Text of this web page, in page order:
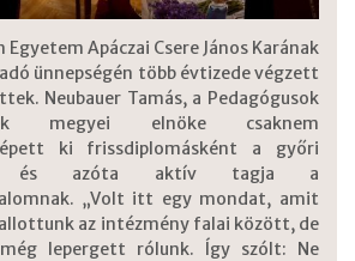
Egyetem Apáczai Csere János Karának
ünnepségén több évtizede végzett
Neubauer Tamás, a Pedagógusok
megyei elnöke csaknem
lépett ki frissdiplomásként a győri
és azóta aktív tagja a
„Volt itt egy mondat, amit
az intézmény falai között, de
lepergett rólunk. Így szólt: Ne